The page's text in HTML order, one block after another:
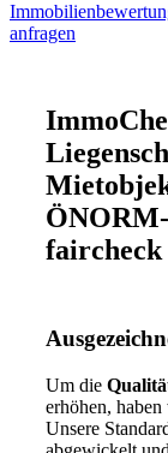
anfragen
Um die
erhöhen,
Unsere